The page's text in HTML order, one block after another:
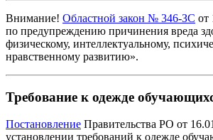
Внимание! Областной закон № 346-ЗС от
по предупреждению причинения вреда
физическому, интеллектуальному,
нравственному развитию».
Требование к одежде
Постановление Правительства РО от
установлении требований к одежде